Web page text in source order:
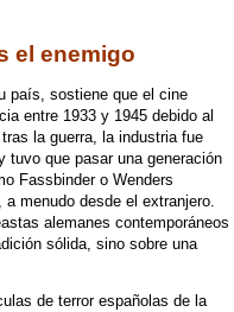
el enemigo
país, sostiene que el cine
entre 1933 y 1945 debido al
la guerra, la industria fue
tuvo que pasar una generación
Fassbinder o Wenders
menudo desde el extranjero.
alemanes contemporáneos
sólida, sino sobre una
de terror españolas de la